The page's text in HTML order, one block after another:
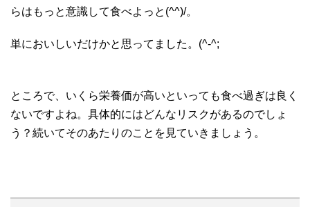
らはもっと意識して食べよっと(^^)/。
単においしいだけかと思ってました。(^-^;
ところで、いくら栄養価が高いといっても食べ過ぎは良く
ないですよね。具体的にはどんなリスクがあるのでしょ
う？続いてそのあたりのことを見ていきましょう。